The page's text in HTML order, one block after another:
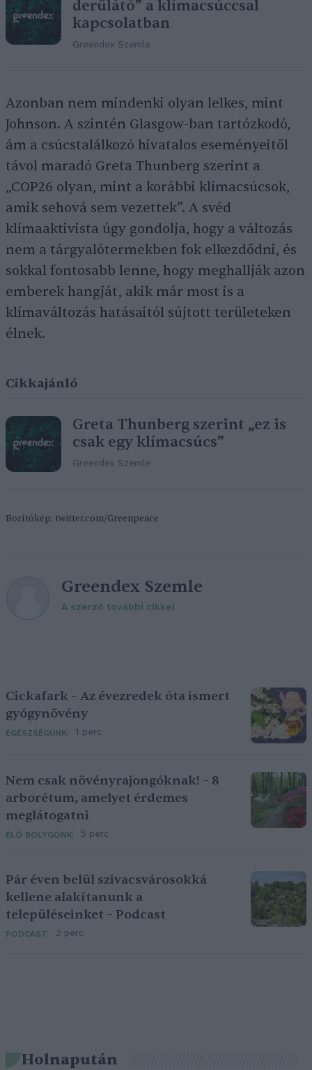
derűlátó” a klímacsúccsal
kapcsolatban
Greendex Szemle
Azonban nem mindenki olyan lelkes, mint
Johnson. A szintén Glasgow-ban tartózkodó,
ám a csúcstalálkozó hivatalos eseményeitől
távol maradó Greta Thunberg szerint a
„COP26 olyan, mint a korábbi klímacsúcsok,
amik sehová sem vezettek”. A svéd
klímaaktivista úgy gondolja, hogy a változás
nem a tárgyalótermekben fok elkezdődni, és
sokkal fontosabb lenne, hogy meghallják azon
emberek hangját, akik már most is a
klímaváltozás hatásaitól sújtott területeken
élnek.
Cikkajánló
Greta Thunberg szerint „ez is
csak egy klímacsúcs”
Greendex Szemle
Borítókép: twitter.com/Greenpeace
Greendex Szemle
A szerző további cikkei
Cickafark – Az évezredek óta ismert
gyógynövény
EGÉSZSÉGÜNK 1 perc
Nem csak növényrajongóknak! – 8
arborétum, amelyet érdemes
meglátogatni
ÉLŐ BOLYGÓNK 5 perc
Pár éven belül szivacsvárosokká
kellene alakítanunk a
településeinket – Podcast
PODCAST 2 perc
Holnapután